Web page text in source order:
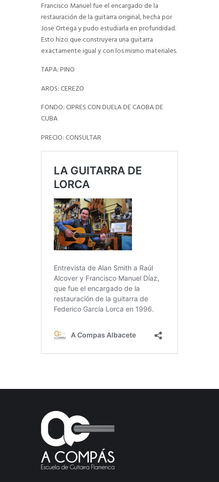
Francisco Manuel fue el encargado de la
restauración de la guitarra original, hecha por
Jose Ortega y pudo estudiarla en profundidad.
Esto hizo que construyera una guitarra
exactamente igual y con los mismo materiales.
TAPA: PINO
AROS: CEREZO
FONDO: CIPRES CON DUELA DE CAOBA DE
CUBA
PRECIO: CONSULTAR